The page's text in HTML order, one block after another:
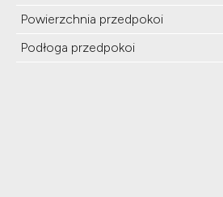
Powierzchnia przedpokoi
Podłoga przedpokoi